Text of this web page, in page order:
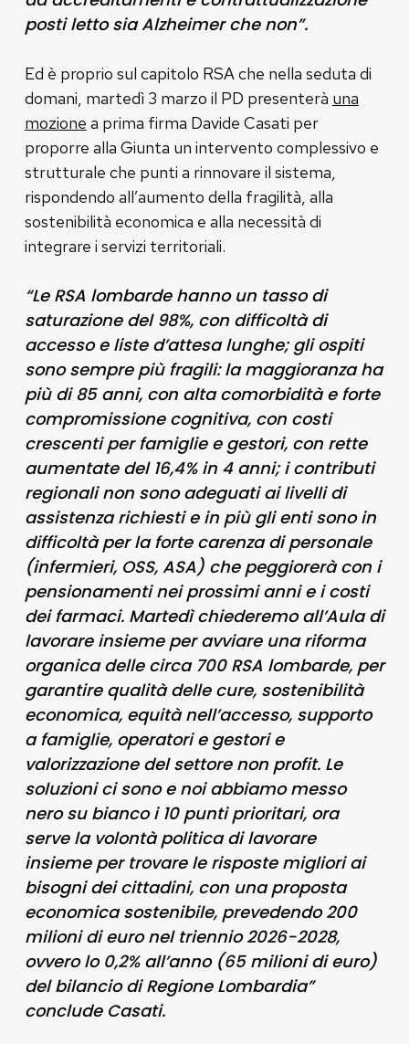
posti letto sia Alzheimer che non”.
Ed è proprio sul capitolo RSA che nella seduta di
domani, martedì 3 marzo il PD presenterà una
mozione a prima firma Davide Casati per
proporre alla Giunta un intervento complessivo e
strutturale che punti a rinnovare il sistema,
rispondendo all’aumento della fragilità, alla
sostenibilità economica e alla necessità di
integrare i servizi territoriali.
“Le RSA lombarde hanno un tasso di
saturazione del 98%, con difficoltà di
accesso e liste d’attesa lunghe; gli ospiti
sono sempre più fragili: la maggioranza ha
più di 85 anni, con alta comorbidità e forte
compromissione cognitiva, con costi
crescenti per famiglie e gestori, con rette
aumentate del 16,4% in 4 anni; i contributi
regionali non sono adeguati ai livelli di
assistenza richiesti e in più gli enti sono in
difficoltà per la forte carenza di personale
(infermieri, OSS, ASA) che peggiorerà con i
pensionamenti nei prossimi anni e i costi
dei farmaci. Martedì chiederemo all’Aula di
lavorare insieme per avviare una riforma
organica delle circa 700 RSA lombarde, per
garantire qualità delle cure, sostenibilità
economica, equità nell’accesso, supporto
a famiglie, operatori e gestori e
valorizzazione del settore non profit. Le
soluzioni ci sono e noi abbiamo messo
nero su bianco i 10 punti prioritari, ora
serve la volontà politica di lavorare
insieme per trovare le risposte migliori ai
bisogni dei cittadini, con una proposta
economica sostenibile, prevedendo 200
milioni di euro nel triennio 2026-2028,
ovvero lo 0,2% all’anno (65 milioni di euro)
del bilancio di Regione Lombardia”
conclude Casati.